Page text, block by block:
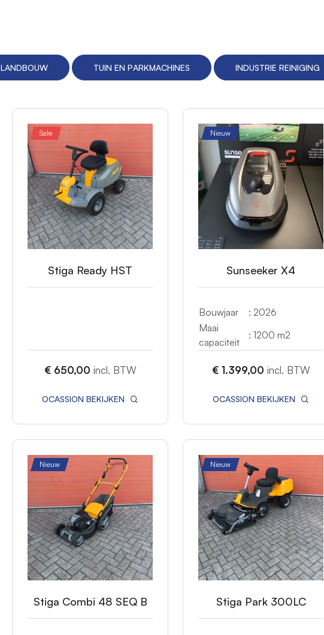
LANDBOUW TUIN EN PARKMACHINES INDUSTRIE REINIGING
Sale
Stiga Ready HST
€ 650,00 incl. BTW
OCASSION BEKIJKEN
Nieuw
Sunseeker X4
Bouwjaar
: 2026
Maai
capaciteit
: 1200 m2
€ 1.399,00 incl. BTW
OCASSION BEKIJKEN
Nieuw
Stiga Combi 48 SEQ B
Nieuw
Stiga Park 300LC